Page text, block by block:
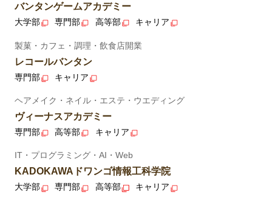
バンタンゲームアカデミー
大学部 専門部 高等部 キャリア
製菓・カフェ・調理・飲食店開業
レコールバンタン
専門部 キャリア
ヘアメイク・ネイル・エステ・ウエディング
ヴィーナスアカデミー
専門部 高等部 キャリア
IT・プログラミング・AI・Web
KADOKAWAドワンゴ情報工科学院
大学部 専門部 高等部 キャリア